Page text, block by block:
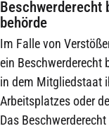
behörde
Im Falle von
ein Beschwerderecht
in dem Mitgliedstaat
Arbeitsplatzes oder
Das